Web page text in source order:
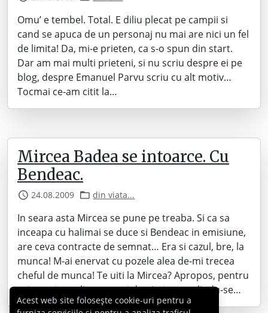
Omu’ e tembel. Total. E diliu plecat pe campii si
cand se apuca de un personaj nu mai are nici un fel
de limita! Da, mi-e prieten, ca s-o spun din start.
Dar am mai multi prieteni, si nu scriu despre ei pe
blog, despre Emanuel Parvu scriu cu alt motiv…
Tocmai ce-am citit la…
Mircea Badea se intoarce. Cu
Bendeac.
24.08.2009 din viata...
In seara asta Mircea se pune pe treaba. Si ca sa
inceapa cu halimai se duce si Bendeac in emisiune,
are ceva contracte de semnat… Era si cazul, bre, la
munca! M-ai enervat cu pozele alea de-mi trecea
cheful de munca! Te uiti la Mircea? Apropos, pentru
cei care inca clipesc muti de uimire gandindu-se…
Acest web site folosește cookie-uri pentru a